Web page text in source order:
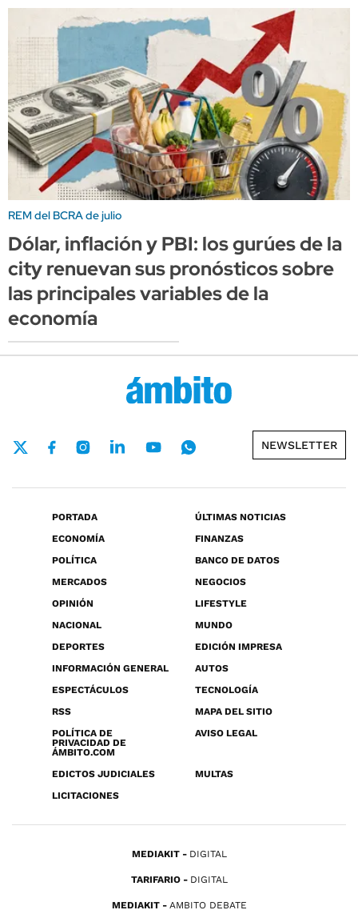
REM del BCRA de julio
Dólar, inflación y PBI: los gurúes de la
city renuevan sus pronósticos sobre
las principales variables de la
economía
NEWSLETTER
PORTADA
ÚLTIMAS NOTICIAS
ECONOMÍA
FINANZAS
POLÍTICA
BANCO DE DATOS
MERCADOS
NEGOCIOS
OPINIÓN
LIFESTYLE
NACIONAL
MUNDO
DEPORTES
EDICIÓN IMPRESA
INFORMACIÓN GENERAL
AUTOS
ESPECTÁCULOS
TECNOLOGÍA
RSS
MAPA DEL SITIO
POLÍTICA DE
PRIVACIDAD DE
ÁMBITO.COM
AVISO LEGAL
EDICTOS JUDICIALES
MULTAS
LICITACIONES
MEDIAKIT DIGITAL
TARIFARIO DIGITAL
MEDIAKIT AMBITO DEBATE